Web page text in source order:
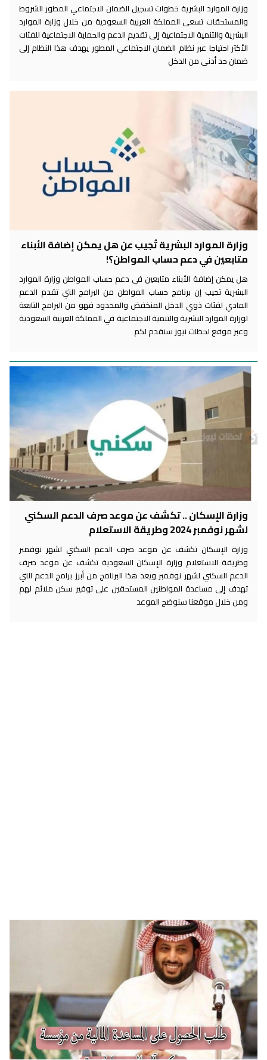
وزارة الموارد البشرية خطوات تسجيل الضمان الاجتماعي المطور الشروط
والمستحقات تسعى المملكة العربية السعودية من خلال وزارة الموارد
البشرية والتنمية الاجتماعية إلى تقديم الدعم والحماية الاجتماعية للفئات
الأكثر احتياجا عبر نظام الضمان الاجتماعي المطور يهدف هذا النظام إلى
ضمان حد أدنى من الدخل
وزارة الموارد البشرية تُجيب عن هل يمكن إضافة الأبناء
متابعين في دعم حساب المواطن؟!
هل يمكن إضافة الأبناء متابعين في دعم حساب المواطن وزارة الموارد
البشرية تجيب إن برنامج حساب المواطن من البرامج التي تقدم الدعم
المادي لفئات ذوي الدخل المنخفض والمحدود فهو من البرامج التابعة
لوزارة الموارد البشرية والتنمية الاجتماعية في المملكة العربية السعودية
وعبر موقع لحظات نيوز سنقدم لكم
وزارة الإسكان .. تكشف عن موعد صرف الدعم السكني
لشهر نوفمبر 2024 وطريقة الاستعلام
وزارة الإسكان تكشف عن موعد صرف الدعم السكني لشهر نوفمبر
وطريقة الاستعلام وزارة الإسكان السعودية تكشف عن موعد صرف
الدعم السكني لشهر نوفمبر ويعد هذا البرنامج من أبرز برامج الدعم التي
تهدف إلى مساعدة المواطنين المستحقين على توفير سكن ملائم لهم
ومن خلال موقعنا سنوضح الموعد